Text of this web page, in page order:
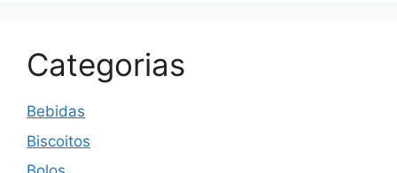
Categorias
Bebidas
Biscoitos